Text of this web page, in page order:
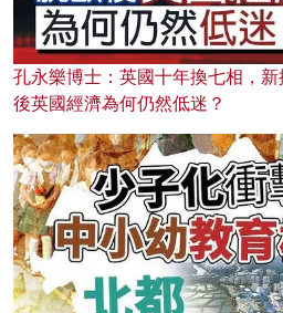
孔永樂博士：英國十年換七相，
後英國經濟為何仍然低迷？